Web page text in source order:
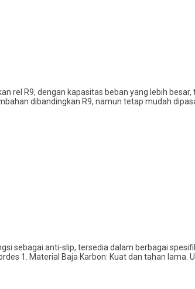
rel R9, dengan kapasitas beban yang lebih
dibandingkan R9, namun tetap mudah
sebagai anti-slip, tersedia dalam berbagai
1. Material Baja Karbon: Kuat dan tahan